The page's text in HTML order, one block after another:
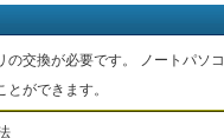
交換が必要です。 ノートパソコ
ができます。